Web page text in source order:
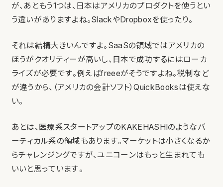
が、あともう1つは、日本はアメリカのプロダクトを使うとい
う違いがありますよね。SlackやDropboxを使ったり。
それは結構大きいんですよ。SaaSの領域ではアメリカの
ほうがクオリティーが高いし、日本で成功するにはローカ
ライズが必要です。例えばfreeeがそうですよね。税制など
が違うから、（アメリカの会計ソフト）QuickBooksは使えな
い。
あとは、医療系スタートアップのKAKEHASHIのようなバ
ーティカル系の領域もあります。マーケットは小さくなるか
らチャレンジングですが、ユニコーンはもっと生まれても
いいと思っています。